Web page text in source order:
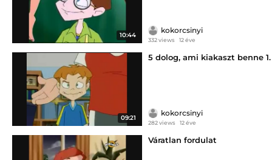
10:44
kokorcsinyi
332 views 12 éve
09:21
5 dolog, ami kiakaszt benne 1.
kokorcsinyi
282 views 12 éve
Váratlan fordulat